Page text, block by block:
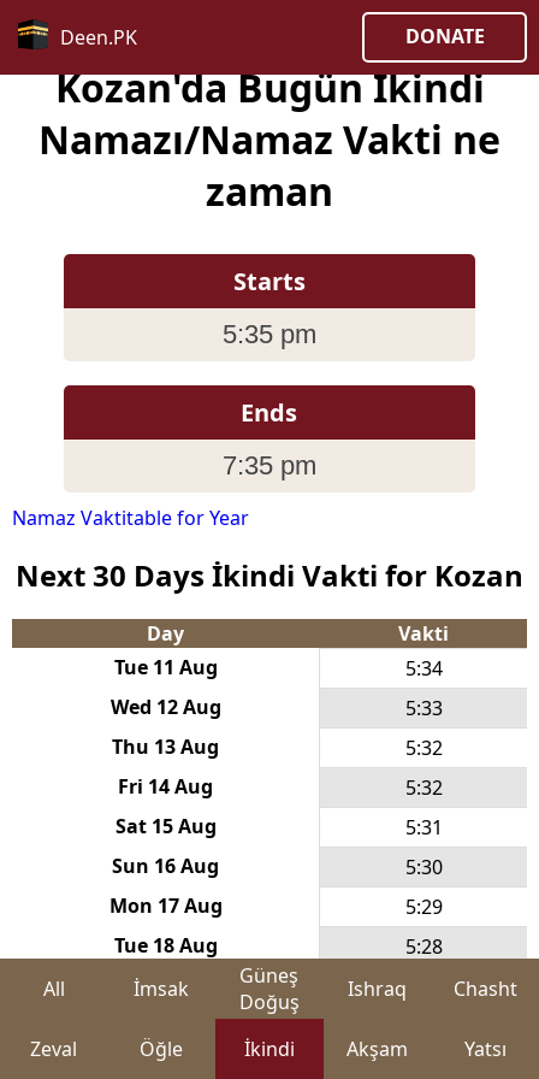
Deen.PK DONATE
Kozan'da Bugün İkindi
Namazı/Namaz Vakti ne
zaman
Starts
5:35 pm
Ends
7:35 pm
Namaz Vaktitable for Year
Next 30 Days İkindi Vakti for Kozan
Day
Vakti
Tue 11 Aug
5:34
Wed 12 Aug
5:33
Thu 13 Aug
5:32
Fri 14 Aug
5:32
Sat 15 Aug
5:31
Sun 16 Aug
5:30
Mon 17 Aug
5:29
Tue 18 Aug
5:28
Wed 19 Aug
5:27
Thu 20 Aug
Fri 21 Aug
All İmsak
Güneş
Doğuş
Ishraq Chasht
Zeval Öğle İkindi Akşam Yatsı